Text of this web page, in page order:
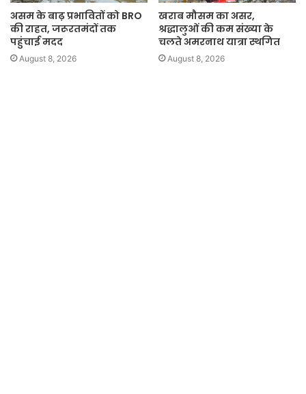
असम के बाढ़ प्रभावितों को BRO
की राहत, जरूरतमंदों तक
पहुंचाई मदद
August 8, 2026
खराब मौसम का असर,
श्रद्धालुओं की कम संख्या के
चलते अमरनाथ यात्रा स्थगित
August 8, 2026